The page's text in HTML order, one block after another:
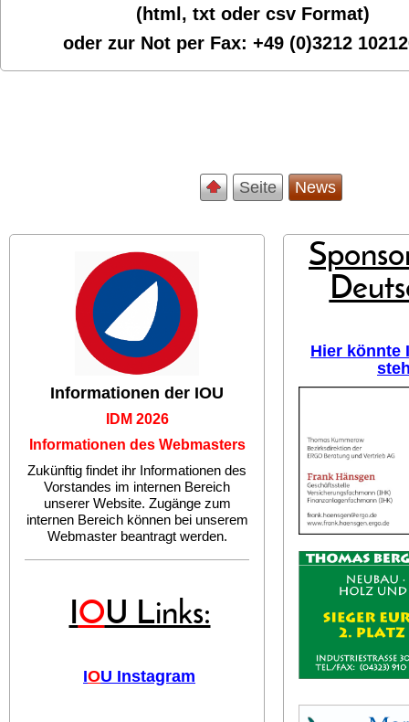
(html, txt oder csv Format)
oder zur Not per Fax:+49 (0)3212
Seite News
Informationen der IOU
IDM 2026
Informationen des Webmasters
Zukünftig findet ihr Informationen des
Vorstandes im internen Bereich
unserer Website. Zugänge zum
internen Bereich können bei unserem
Webmaster beantragt werden.
IOU Links:
IOU Instagram
Hier könnte